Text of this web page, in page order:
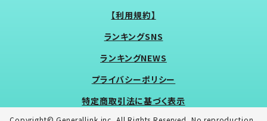
【利用規約】
ランキングSNS
ランキングNEWS
プライバシーポリシー
特定商取引法に基づく表示